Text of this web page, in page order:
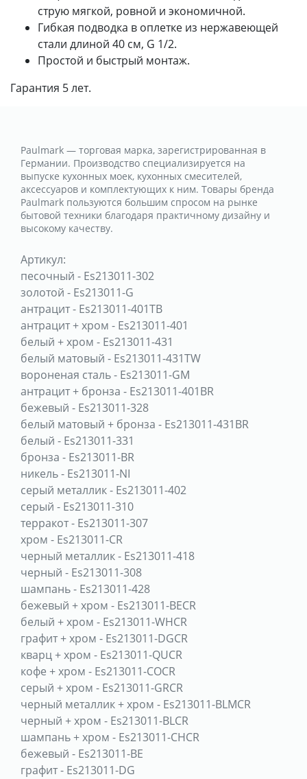
струю мягкой, ровной и экономичной.
Гибкая подводка в оплетке из нержавеющей
стали длиной 40 см, G 1/2.
Простой и быстрый монтаж.
Гарантия 5 лет.
Paulmark — торговая марка, зарегистрированная в
Германии. Производство специализируется на
выпуске кухонных моек, кухонных смесителей,
аксессуаров и комплектующих к ним. Товары бренда
Paulmark пользуются большим спросом на рынке
бытовой техники благодаря практичному дизайну и
высокому качеству.
Артикул:
песочный - Es213011-302
золотой - Es213011-G
антрацит- Es213011-401TB
антрацит + хром - Es213011-401
белый + хром - Es213011-431
белый матовый - Es213011-431TW
вороненая сталь- Es213011-GM
антрацит + бронза - Es213011-401BR
бежевый - Es213011-328
белый матовый + бронза - Es213011-431BR
белый - Es213011-331
бронза - Es213011-BR
никель- Es213011-NI
серый металлик- Es213011-402
серый - Es213011-310
терракот- Es213011-307
хром - Es213011-CR
черный металлик- Es213011-418
черный - Es213011-308
шампань- Es213011-428
бежевый + хром - Es213011-BECR
белый + хром - Es213011-WHCR
графит + хром - Es213011-DGCR
кварц + хром - Es213011-QUCR
кофе + хром - Es213011-COCR
серый + хром - Es213011-GRCR
черный металлик + хром - Es213011-BLMCR
черный + хром - Es213011-BLCR
шампань + хром - Es213011-CHCR
бежевый - Es213011-BE
графит- Es213011-DG